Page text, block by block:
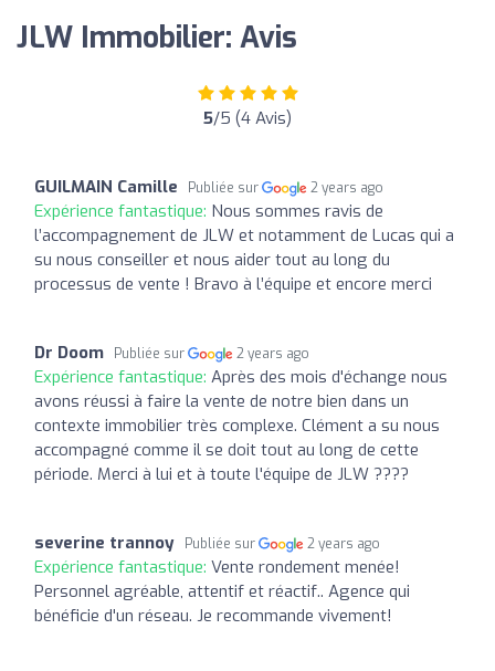
JLW Immobilier: Avis
5/5 (4 Avis)
GUILMAIN Camille Publiée sur 2 years ago
Expérience fantastique: Nous sommes ravis de
l’accompagnement de JLW et notamment de Lucas qui a
su nous conseiller et nous aider tout au long du
processus de vente ! Bravo à l’équipe et encore merci
Dr Doom Publiée sur 2 years ago
Expérience fantastique: Après des mois d'échange nous
avons réussi à faire la vente de notre bien dans un
contexte immobilier très complexe. Clément a su nous
accompagné comme il se doit tout au long de cette
période. Merci à lui et à toute l'équipe de JLW ????
severine trannoy Publiée sur 2 years ago
Expérience fantastique: Vente rondement menée!
Personnel agréable, attentif et réactif.. Agence qui
bénéficie d'un réseau. Je recommande vivement!